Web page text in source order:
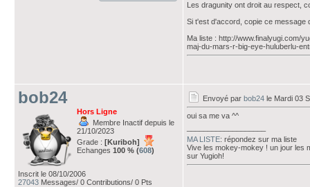
Les dragunity ont droit au respect,
Si t'est d'accord, copie ce message
Ma liste : http://www.finalyugi.com/
maj-du-mars-r-big-eye-huluberlu-
bob24
Hors Ligne
Membre Inactif depuis le
21/10/2023
Grade : [Kuriboh]
Echanges 100 % (608)
Inscrit le 08/10/2006
27043 Messages/ 0 Contributions/ 0 Pts
Envoyé par bob24 le Mardi 03
oui sa me va ^^
MA LISTE: répondez sur ma liste
Vive les mokey-mokey ! un jour les
sur Yugioh!